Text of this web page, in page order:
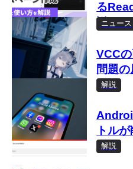
る
説！ノ
ニュース
VCC
問題
解説
トル
解説